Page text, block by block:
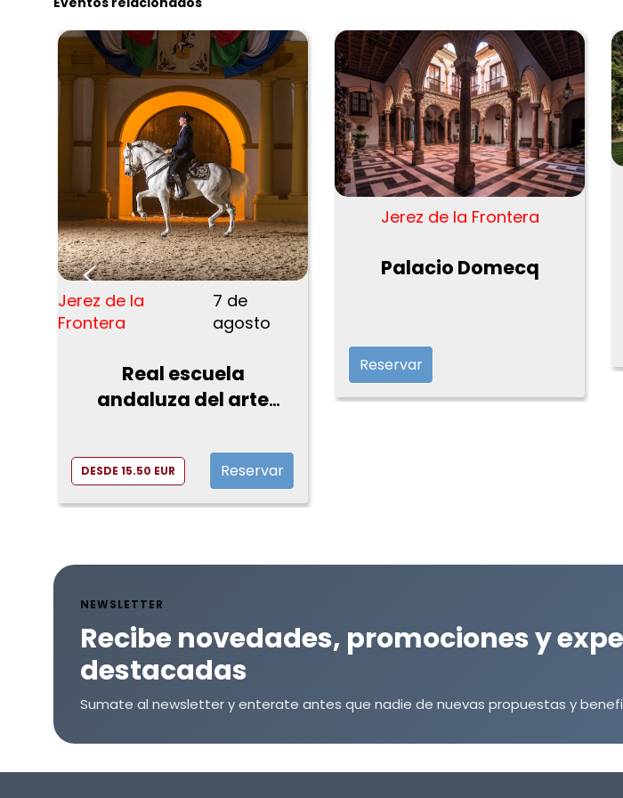
Jerez de la
Frontera
7 de
agosto
Real escuela
andaluza del arte
completa
DESDE 15.50 EUR Reservar
Jerez de la Frontera
Palacio Domecq
Reservar
‹
NEWSLETTER
Recibe novedades, promociones y
destacadas
Sumate al newsletter y enterate antes que nadie de nuevas propuestas y